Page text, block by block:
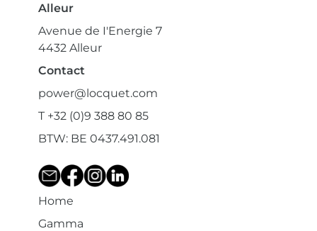
Alleur
Avenue de I'Energie 7
4432 Alleur
Contact
power@locquet.com
T +32 (0)9 388 80 85
BTW: BE 0437.491.081
Home
Gamma